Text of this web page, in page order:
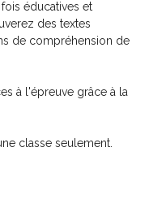
éducatives et
des textes
de compréhension de
à l'épreuve grâce à la
classe seulement.